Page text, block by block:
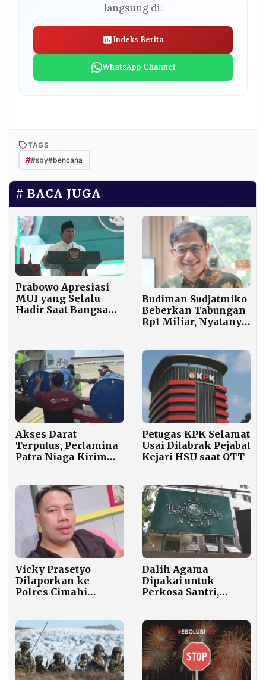
langsung di:
Indeks Berita
WhatsApp Channel
TAGS
##sby#bencana
BACA JUGA
Prabowo Apresiasi
MUI yang Selalu
Hadir Saat Bangsa
Budiman Sudjatmiko
Beberkan Tabungan
Rp1 Miliar, Nyatanya
Akses Darat
Terputus, Pertamina
Patra Niaga Kirim
Tengah Pakai
Pesawat Perintis
Petugas KPK Selamat
Usai Ditabrak Pejabat
Kejari HSU saat OTT
Vicky Prasetyo
Dilaporkan ke
Polres Cimahi
Kampanye Rp700
Juta
Dalih Agama
Dipakai untuk
Perkosa Santri,
Diluruskan Tegas